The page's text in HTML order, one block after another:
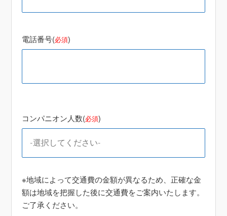
電話番号(必須)
コンパニオン人数(必須)
※地域によって交通費の金額が異なるため、正確な金
額は地域を把握した後に交通費をご案内いたします。
ご了承ください。